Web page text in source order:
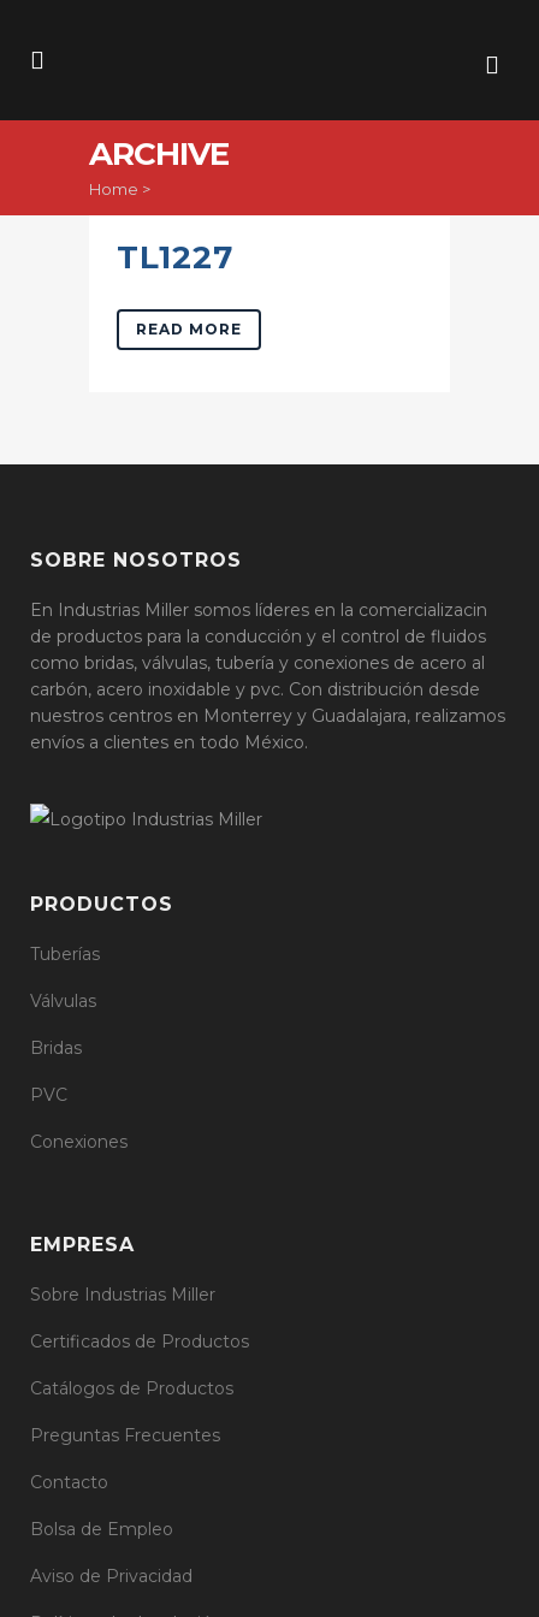
ARCHIVE
Home >
TL1227
READ MORE
SOBRE NOSOTROS
En Industrias Miller somos líderes en la comercializacin
de productos para la conducción y el control de fluidos
como bridas, válvulas, tubería y conexiones de acero al
carbón, acero inoxidable y pvc. Con distribución desde
nuestros centros en Monterrey y Guadalajara, realizamos
envíos a clientes en todo México.
PRODUCTOS
Tuberías
Válvulas
Bridas
PVC
Conexiones
EMPRESA
Sobre Industrias Miller
Certificados de Productos
Catálogos de Productos
Preguntas Frecuentes
Contacto
Bolsa de Empleo
Aviso de Privacidad